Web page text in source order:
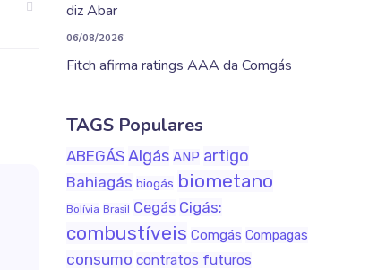
diz Abar
06/08/2026
Fitch afirma ratings AAA da Comgás
TAGS Populares
ABEGÁS Algás ANP artigo
Bahiagás biogás biometano
Bolívia Brasil Cegás Cigás;
combustíveis Comgás Compagas
consumo contratos futuros